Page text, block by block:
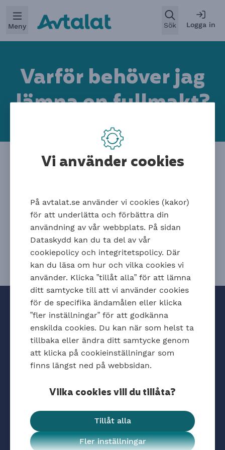
Meny
Öppna
Sök Logga in
Varför behöver jag
lämna en fullmakt?
Rådgivningstjänst
Vi måste ha en fullmakt för att kunna inhämta
Hitta snabbt
Kontakta oss
Dataskydd och cookies
Cookieinställningar
Öppna
Vi använder cookies
På avtalat.se använder vi cookies (kakor)
för att underlätta och förbättra din
användning av vår webbplats. På sidan
Dataskydd kan du ta del av vår
cookiepolicy och integritetspolicy. Där
kan du läsa om hur och vilka cookies vi
använder. Klicka ”tillåt alla” för att lämna
ditt samtycke till att vi använder cookies
för de specifika ändamålen eller klicka
”fler inställningar” för att godkänna
enskilda cookies. Du kan när som helst ta
tillbaka eller ändra ditt samtycke genom
att klicka på cookieinställningar som
finns längst ned på webbsidan.
Vilka cookies vill du tillåta?
Tillåt alla
Fler inställningar